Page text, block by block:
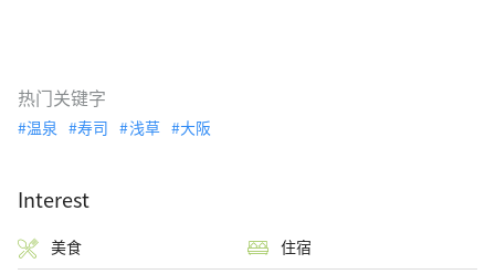
热门关键字
温泉 寿司 浅草 大阪
Interest
美食 住宿